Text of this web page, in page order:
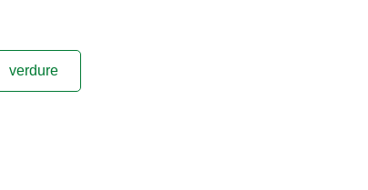
verdure